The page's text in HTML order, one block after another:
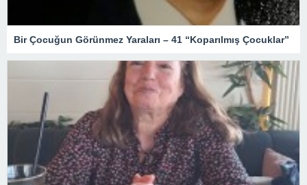
Bir Çocuğun Görünmez Yaraları – 41 “Koparılmış Çocuklar”